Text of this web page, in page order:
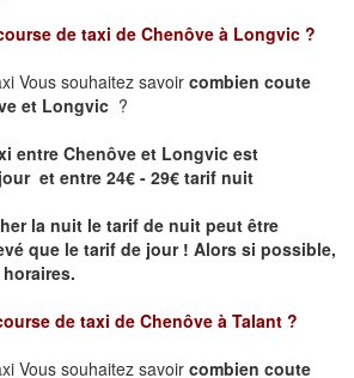
de taxi de Chenôve à Longvic ?
Vous souhaitez savoir combien coute
et Longvic ?
entre Chenôve et Longvic est
et entre 24€ - 29€ tarif nuit
la nuit le tarif de nuit peut être
que le tarif de jour ! Alors si possible,
de taxi de Chenôve à Talant ?
Vous souhaitez savoir combien coute